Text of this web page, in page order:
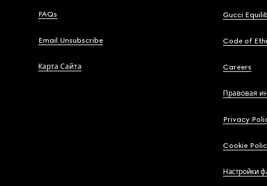
FAQs
Email Unsubscribe
Карта Сайта
Gucci
Code of
Careers
Правовая
Privacy
Cookie
Настройки